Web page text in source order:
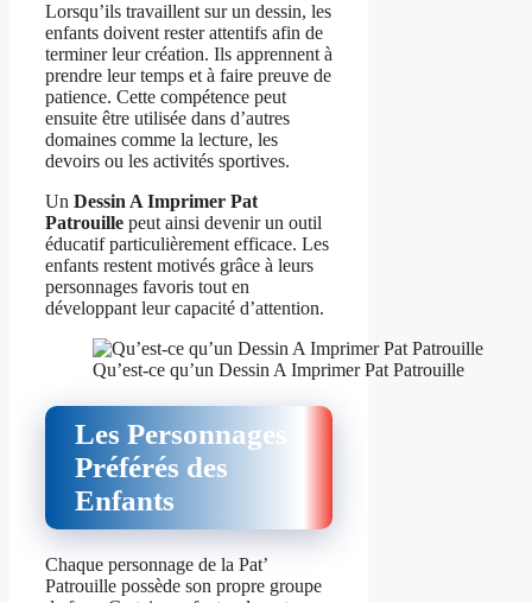
Lorsqu’ils travaillent sur un dessin, les
enfants doivent rester attentifs afin de
terminer leur création. Ils apprennent à
prendre leur temps et à faire preuve de
patience. Cette compétence peut
ensuite être utilisée dans d’autres
domaines comme la lecture, les
devoirs ou les activités sportives.
Un Dessin A Imprimer Pat
Patrouille peut ainsi devenir un outil
éducatif particulièrement efficace. Les
enfants restent motivés grâce à leurs
personnages favoris tout en
développant leur capacité d’attention.
Qu’est-ce qu’un Dessin A Imprimer Pat Patrouille
Les Personnages
Préférés des
Enfants
Chaque personnage de la Pat’
Patrouille possède son propre groupe